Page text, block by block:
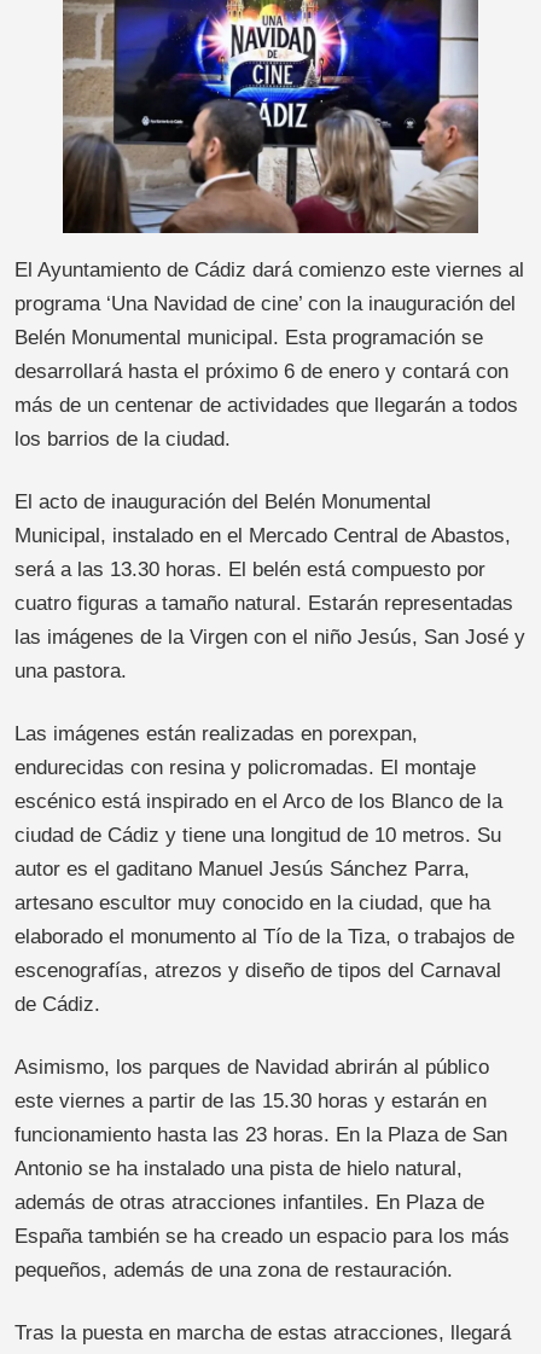
El Ayuntamiento de Cádiz dará comienzo este viernes al
programa ‘Una Navidad de cine’ con la inauguración del
Belén Monumental municipal. Esta programación se
desarrollará hasta el próximo 6 de enero y contará con
más de un centenar de actividades que llegarán a todos
los barrios de la ciudad.
El acto de inauguración del Belén Monumental
Municipal, instalado en el Mercado Central de Abastos,
será a las 13.30 horas. El belén está compuesto por
cuatro figuras a tamaño natural. Estarán representadas
las imágenes de la Virgen con el niño Jesús, San José y
una pastora.
Las imágenes están realizadas en porexpan,
endurecidas con resina y policromadas. El montaje
escénico está inspirado en el Arco de los Blanco de la
ciudad de Cádiz y tiene una longitud de 10 metros. Su
autor es el gaditano Manuel Jesús Sánchez Parra,
artesano escultor muy conocido en la ciudad, que ha
elaborado el monumento al Tío de la Tiza, o trabajos de
escenografías, atrezos y diseño de tipos del Carnaval
de Cádiz.
Asimismo, los parques de Navidad abrirán al público
este viernes a partir de las 15.30 horas y estarán en
funcionamiento hasta las 23 horas. En la Plaza de San
Antonio se ha instalado una pista de hielo natural,
además de otras atracciones infantiles. En Plaza de
España también se ha creado un espacio para los más
pequeños, además de una zona de restauración.
Tras la puesta en marcha de estas atracciones, llegará